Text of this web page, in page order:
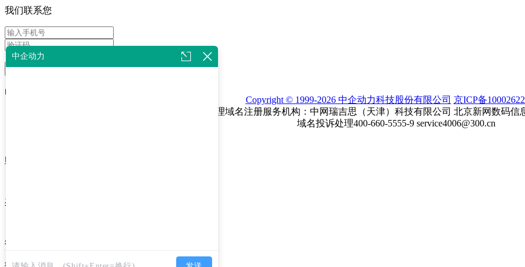
我们联系您
提交
电话
Copyright © 1999-2026 中企动力科技股份有限公司 京ICP备
代理域名注册服务机构：中网瑞吉思（天津）科技有限公司 北京新网数码信
域名投诉处理400-660-5555-9 service4006@300.cn
电话咨询
在线咨询
微信咨询
微信扫码关注动力小姐姐X
中企动力